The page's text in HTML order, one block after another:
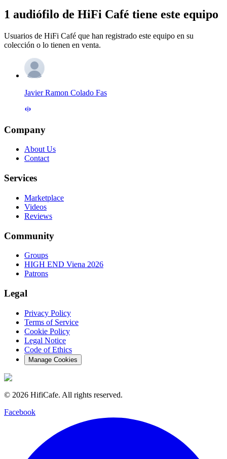
1 audiófilo de HiFi Café tiene este equipo
Usuarios de HiFi Café que han registrado este equipo en su
colección o lo tienen en venta.
Javier Ramon Colado Fas
Company
About Us
Contact
Services
Marketplace
Videos
Reviews
Community
Groups
HIGH END Viena 2026
Patrons
Legal
Privacy Policy
Terms of Service
Cookie Policy
Legal Notice
Code of Ethics
Manage Cookies
© 2026 HifiCafe. All rights reserved.
Facebook